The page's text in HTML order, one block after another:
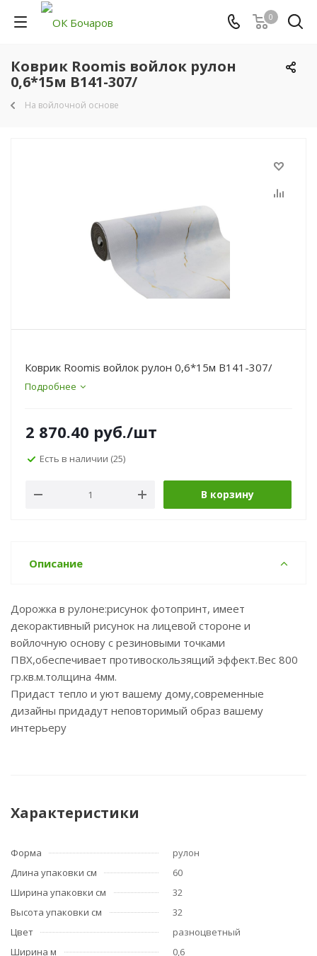
0
Коврик Roomis войлок рулон
0,6*15м B141-307/
На войлочной основе
Коврик Roomis войлок рулон 0,6*15м B141-307/
Подробнее
2 870.40 руб./шт
Есть в наличии (25)
В корзину
Описание
Дорожка в рулоне:рисунок фотопринт, имеет
декорактивный рисунок на лицевой стороне и
войлочную основу с резиновыми точками
ПВХ,обеспечивает противоскользящий эффект.Вес 800
гр.кв.м.толщина 4мм.
Придаст тепло и уют вашему дому,современные
дизайны придадут неповторимый образ вашему
интерьеру
Характеристики
Форма
рулон
Длина упаковки см
60
Ширина упаковки см
32
Высота упаковки см
32
Цвет
разноцветный
Ширина м
0,6